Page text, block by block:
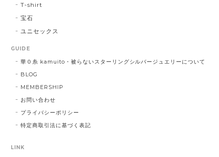
T-shirt
宝石
ユニセックス
GUIDE
華０糸 kamuito・被らないスターリングシルバージュエリーについて
BLOG
MEMBERSHIP
お問い合わせ
プライバシーポリシー
特定商取引法に基づく表記
LINK